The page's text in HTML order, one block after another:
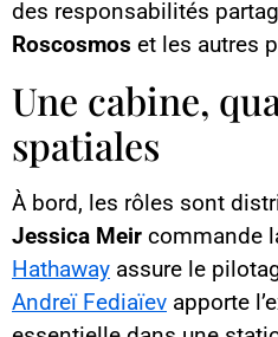
des responsabilités
Roscosmos et les autres
Une cabine,
spatiales
À bord, les rôles sont
Jessica Meir commande
Hathaway assure le
Andreï Fediaïev apporte